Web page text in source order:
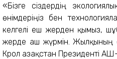
«Бізге сіздердің
өнімдеріңіз бен
келгелі еш жерден қымыз,
жерде аш жүрмін. Жылқының
Крол Қазақстан Президенті